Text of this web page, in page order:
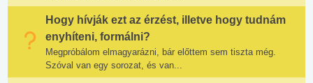
Hogy hívják ezt az érzést, illetve hogy tudnám
enyhíteni, formálni?
Megpróbálom elmagyarázni, bár előttem sem tiszta még.
Szóval van egy sorozat, és van...